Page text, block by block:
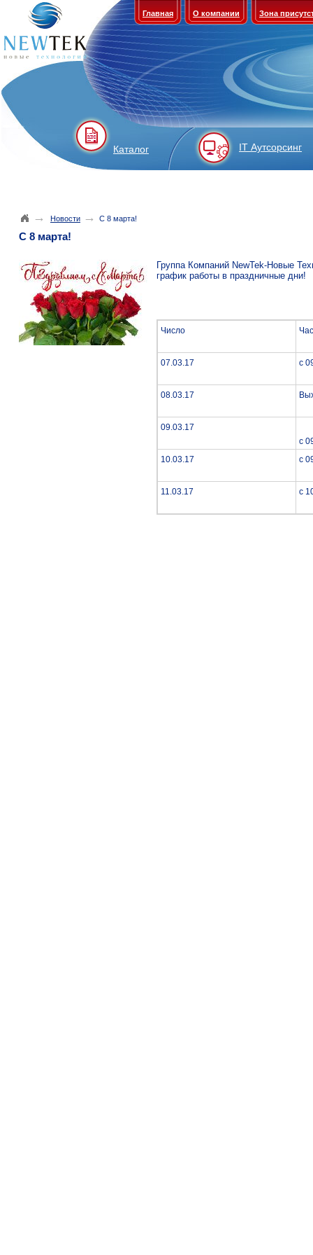
Главная О компании Зона
Каталог IT Аутсорсинг
→ Новости → С 8 марта!
С 8 марта!
Группа Компаний NewTek-Новые
график работы в праздничные дни!
Число
07.03.17 с
08.03.17
09.03.17
с
10.03.17
с
11.03.17 с